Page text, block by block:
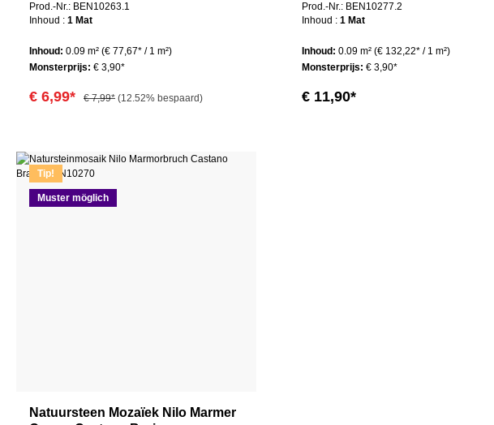
Prod.-Nr.: BEN10263.1
Inhoud : 1 Mat
Inhoud: 0.09 m² (€ 77,67* / 1 m²)
Monsterprijs: € 3,90*
€ 6,99* € 7,99* (12.52% bespaard)
Prod.-Nr.: BEN10277.2
Inhoud : 1 Mat
Inhoud: 0.09 m² (€ 132,22* / 1 m²)
Monsterprijs: € 3,90*
€ 11,90*
Tip!
Muster möglich
Natuursteen Mozaïek Nilo Marmer